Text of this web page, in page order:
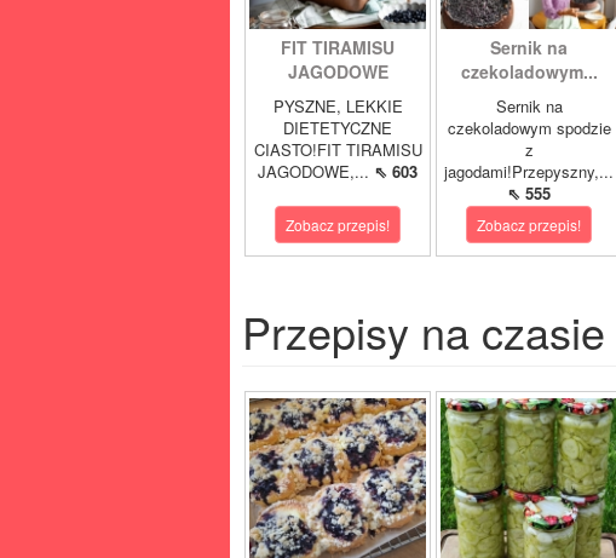
FIT TIRAMISU
JAGODOWE
PYSZNE, LEKKIE
DIETETYCZNE
CIASTO!FIT TIRAMISU
JAGODOWE,... ⇖ 603
Zobacz przepis!
Sernik na
czekoladowym...
Sernik na
czekoladowym spodzie
z
jagodami!Przepyszny,...
⇖ 555
Zobacz przepis!
Przepisy na czasie